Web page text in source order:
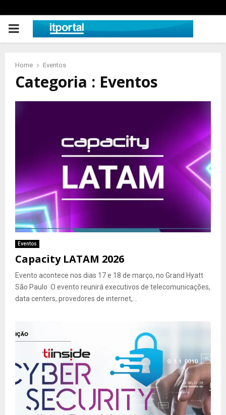
PRIMARY
Home Eventos
Categoria : Eventos
Eventos
Capacity LATAM 2026
Evento acontece nos dias 17 e 18 de março, no Grand Hyatt
São Paulo O evento reunirá executivos de telecomunicações,
data centers, provedores de internet,...